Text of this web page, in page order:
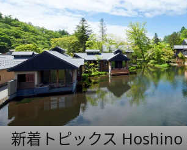
新着トピックス